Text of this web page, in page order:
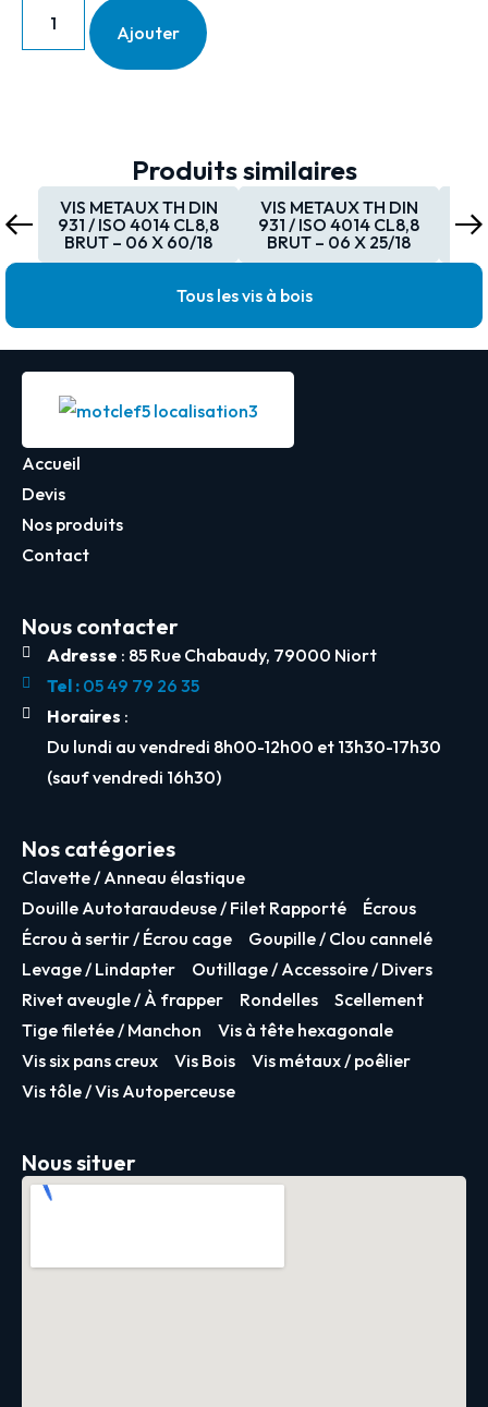
Ajouter
Produits similaires
VIS METAUX TH DIN
931 / ISO 4014 CL8,8
BRUT – 06 X 60/18
VIS METAUX TH DIN
931 / ISO 4014 CL8,8
BRUT – 06 X 25/18
Tous les vis à bois
Accueil
Devis
Nos produits
Contact
Nous contacter
Adresse : 85 Rue Chabaudy, 79000 Niort
Tel :05 49 79 26 35
Horaires :
Du lundi au vendredi 8h00-12h00 et 13h30-17h30
(sauf vendredi 16h30)
Nos catégories
Clavette / Anneau élastique
Douille Autotaraudeuse / Filet Rapporté
Écrous
Écrou à sertir / Écrou cage
Goupille / Clou cannelé
Levage / Lindapter
Outillage / Accessoire / Divers
Rivet aveugle / À frapper
Rondelles
Scellement
Tige filetée / Manchon
Vis à tête hexagonale
Vis six pans creux
Vis Bois
Vis métaux / poêlier
Vis tôle / Vis Autoperceuse
Nous situer